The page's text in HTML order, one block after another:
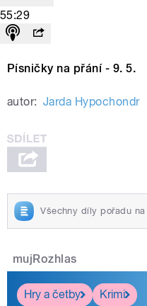
55:29
Písničky na přání - 9. 5.
autor: Jarda Hypochondr
Všechny díly pořadu na
mujRozhlas
Hry a četby
Krimi